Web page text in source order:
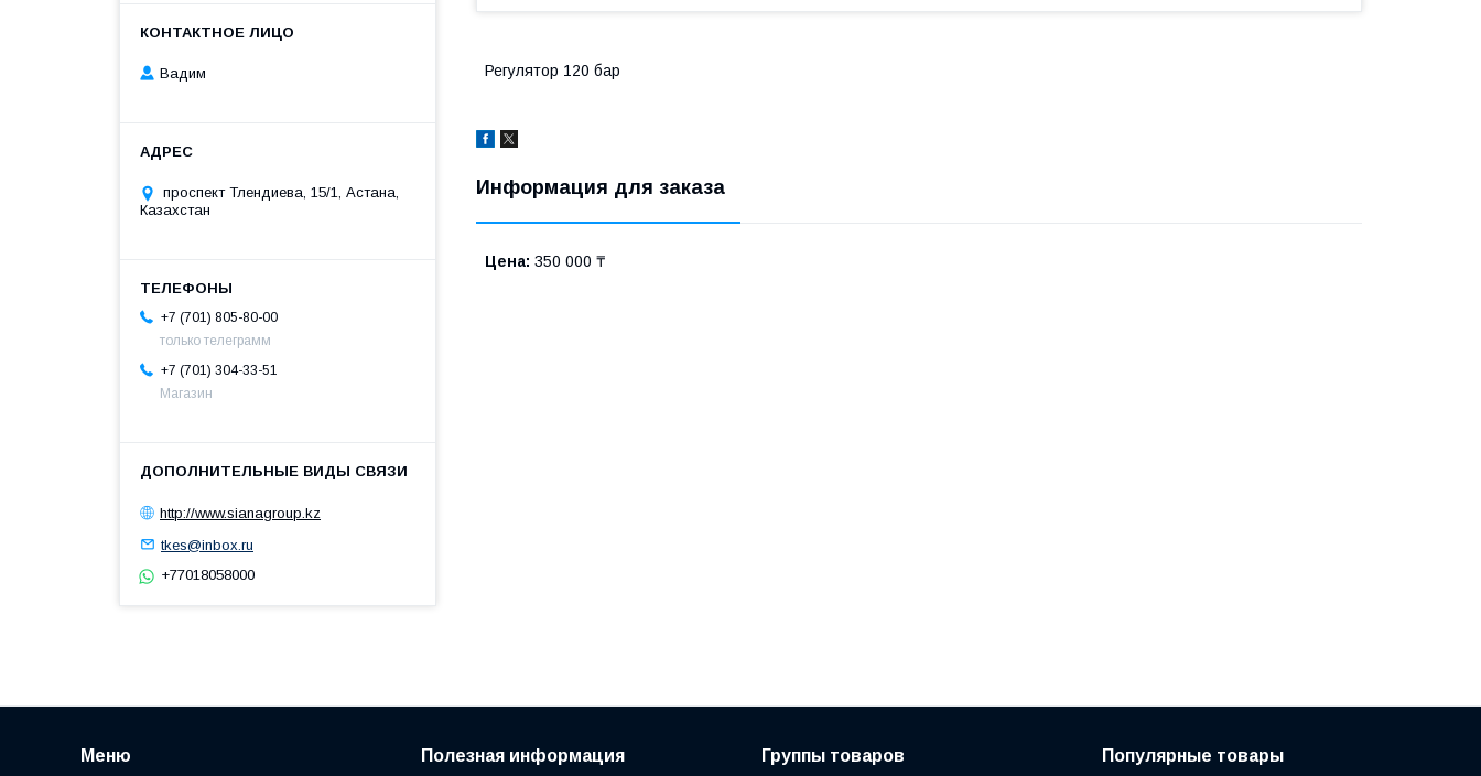
Регулятор 120 бар
Информация для заказа
Цена: 350 000 ₸
Вадим
проспект Тлендиева, 15/1, Астана,
Казахстан
+7 (701) 805-80-00
только телеграмм
+7 (701) 304-33-51
Магазин
http://www.sianagroup.kz
tkes@inbox.ru
+77018058000
Меню Полезная информация Группы товаров Популярные товары